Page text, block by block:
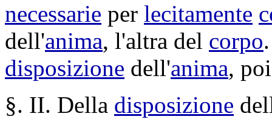
necessarie per lecitamente
dell'anima, l'altra del corpo
disposizione dell'anima,
§. II. Della disposizione